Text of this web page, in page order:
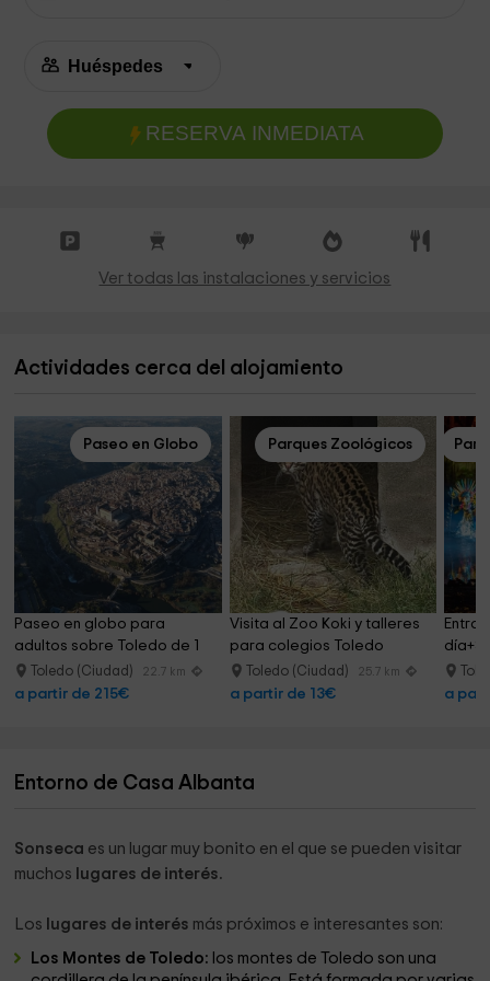
RESERVA INMEDIATA
Ver todas las instalaciones y servicios
Actividades cerca del alojamiento
Paseo en Globo
Paseo en globo para
adultos sobre Toledo de 1
horaToledo (Ciudad) 22.7 km
a partir de 215€
Parques Zoológicos
Visita al Zoo Koki y talleres
para colegios Toledo
Toledo (Ciudad) 25.7 km
a partir de 13€
Fou
a
Entorno de Casa Albanta
Sonseca es un lugar muy bonito en el que se pueden visitar
muchos lugares de interés.
Los lugares de interés más próximos e interesantes son:
Los Montes de Toledo: los montes de Toledo son una